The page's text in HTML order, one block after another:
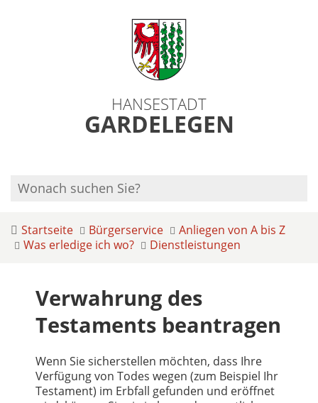
HANSESTADT
GARDELEGEN
Startseite Bürgerservice
Anliegen von A bis Z
Was erledige ich wo?
Dienstleistungen
Verwahrung des
Testaments beantragen
Wenn Sie sicherstellen möchten, dass Ihre
Verfügung von Todes wegen (zum Beispiel Ihr
Testament) im Erbfall gefunden und eröffnet